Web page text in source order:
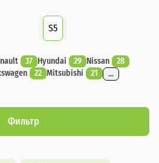
S5
37 Hyundai 29 Nissan
28
22 Mitsubishi 21 ...
Фильтр